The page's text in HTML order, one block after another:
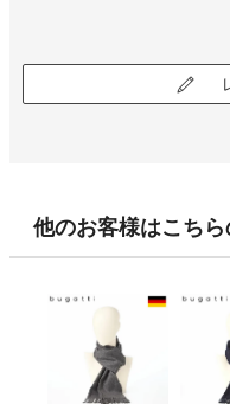
他のお客様はこち